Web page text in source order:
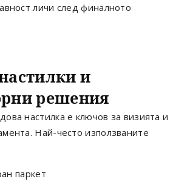
личи след финалното
и
решения
настилка е ключов за визията и
Най-често използваните
паркет